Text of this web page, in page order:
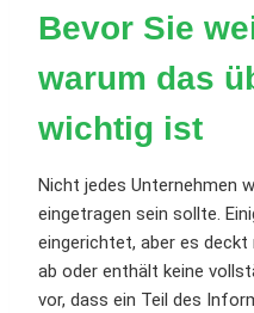
Bevor Sie
warum das
wichtig ist
Nicht jedes Unternehmen
eingetragen sein sollte.
eingerichtet, aber es
ab oder enthält keine
vor, dass ein Teil des